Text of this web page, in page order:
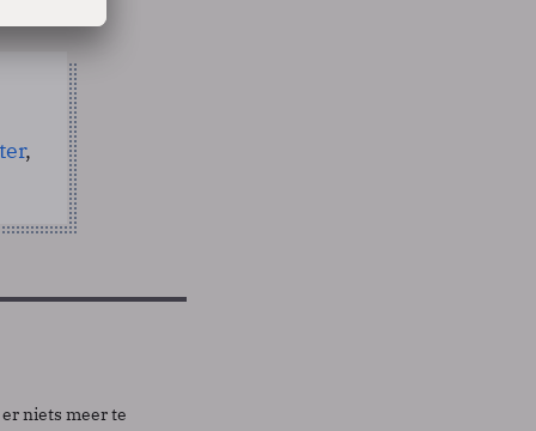
,
niets meer te